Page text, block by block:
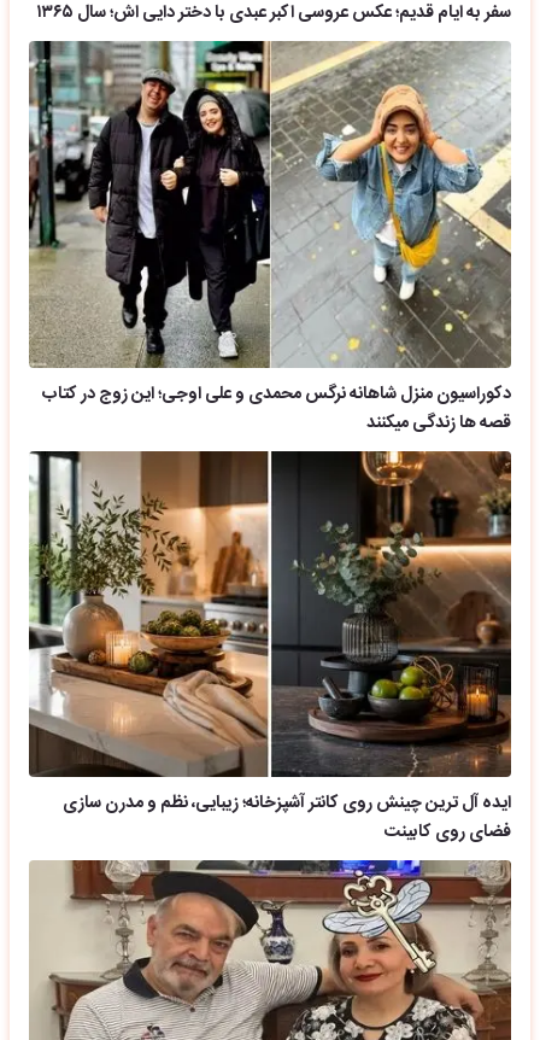
سفر به ایام قدیم؛ عکس عروسی اکبر عبدی با دختر دایی اش؛ سال ۱۳۶۵
دکوراسیون منزل شاهانه نرگس محمدی و علی اوجی؛ این زوج در کتاب
قصه ها زندگی میکنند
ایده آل ترین چینش روی کانتر آشپزخانه؛ زیبایی، نظم و مدرن سازی
فضای روی کابینت